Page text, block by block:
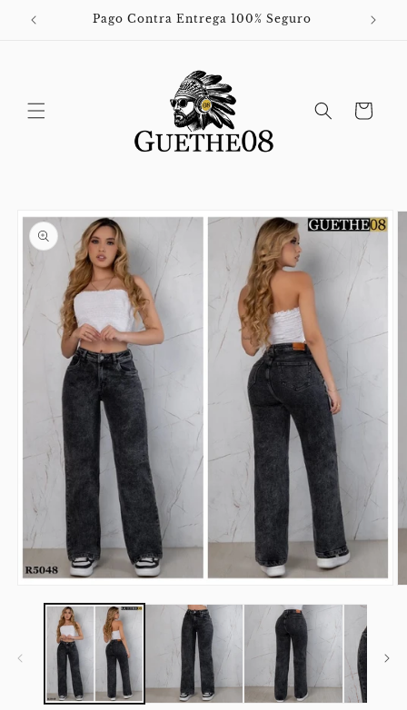
directamentePago Contra Entrega 100% Seguro
Carrito
información
del producto
elemento
multimedia
una
ventana